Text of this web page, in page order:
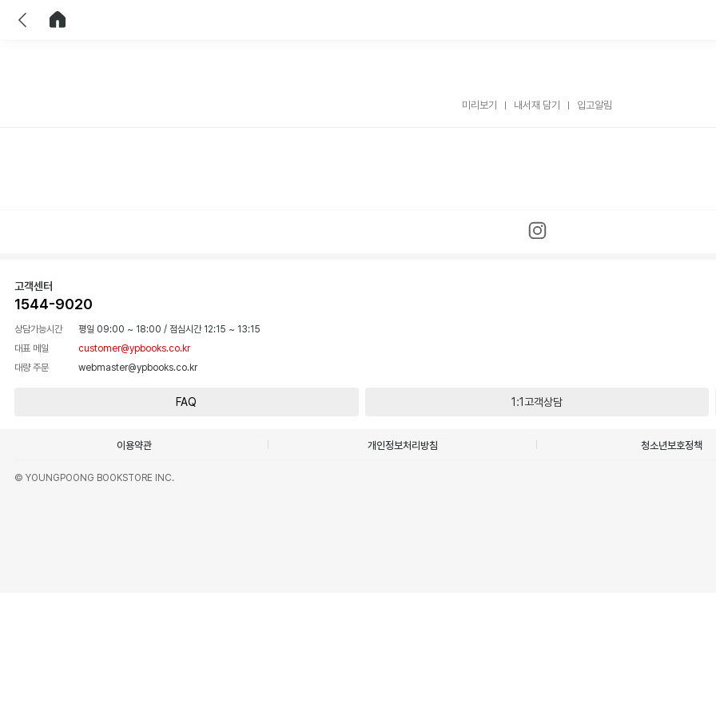
미리보기 내서재 담기 입고알림
고객센터
1544-9020
상담가능시간 평일 09:00 ~ 18:00 / 점심시간 12:15 ~ 13:15
대표 메일
customer@ypbooks.co.kr
대량 주문
webmaster@ypbooks.co.kr
FAQ 1:1고객상담
이용약관 개인정보처리방침 청소년보호정책
© YOUNGPOONG BOOKSTORE INC.